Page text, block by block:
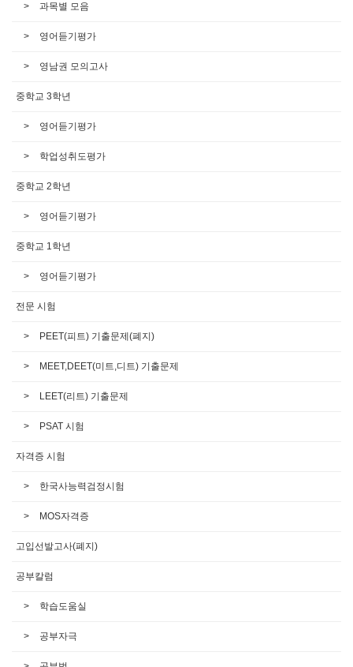
과목별 모음
영어듣기평가
영남권 모의고사
중학교 3학년
영어듣기평가
학업성취도평가
중학교 2학년
영어듣기평가
중학교 1학년
영어듣기평가
전문 시험
PEET(피트) 기출문제(폐지)
MEET,DEET(미트,디트) 기출문제
LEET(리트) 기출문제
PSAT 시험
자격증 시험
한국사능력검정시험
MOS자격증
고입선발고사(폐지)
공부칼럼
학습도움실
공부자극